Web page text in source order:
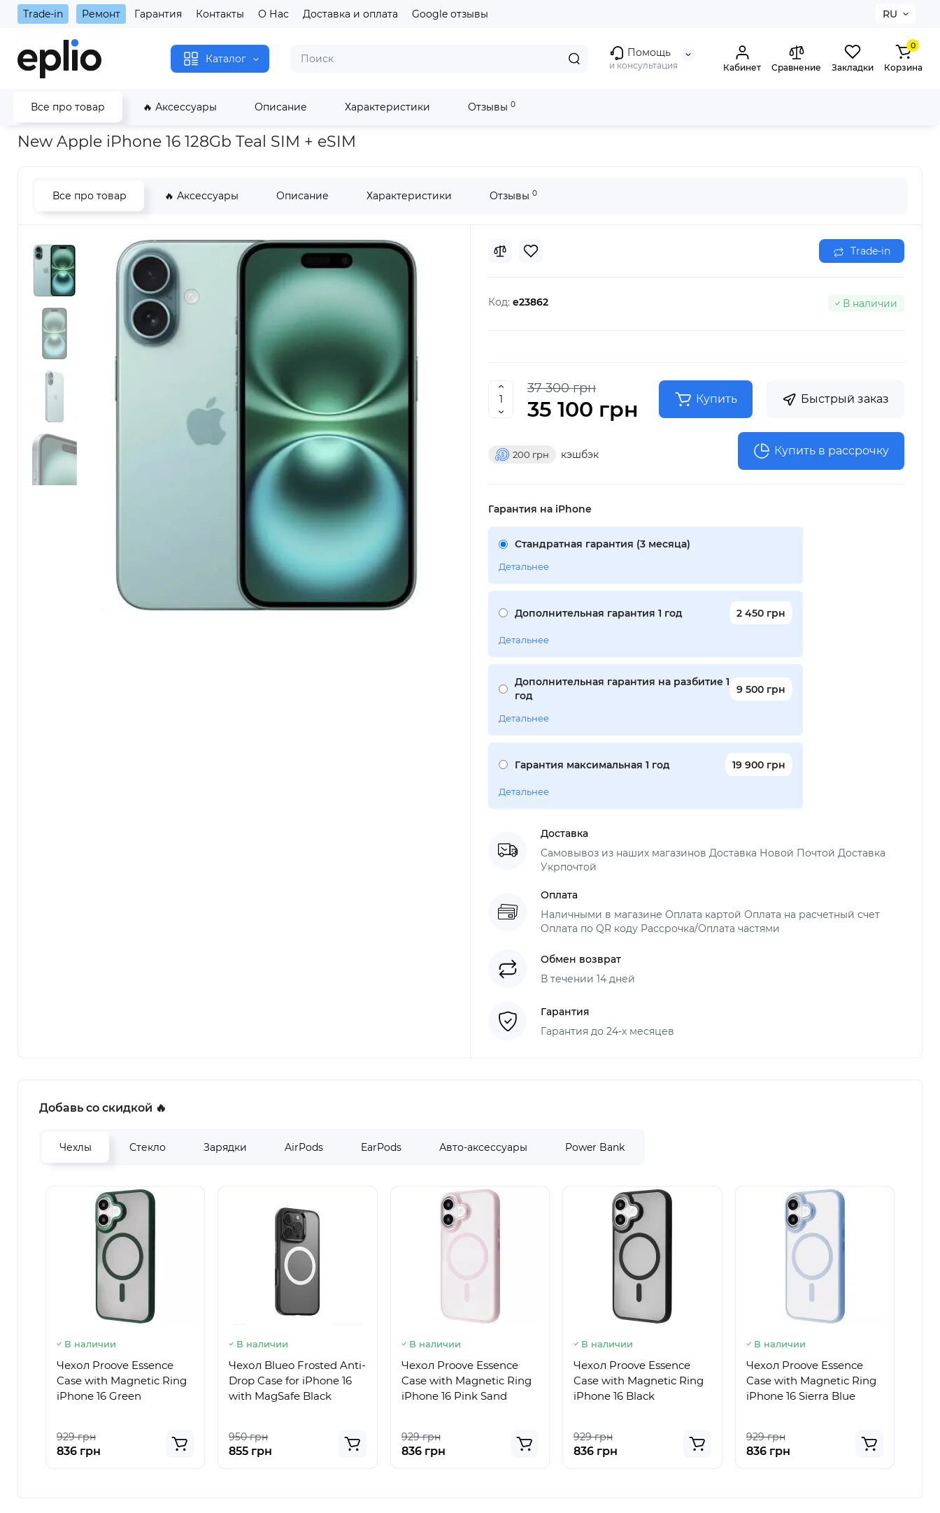
Trade-in Ремонт Гарантия Контакты О Нас Доставка и оплата Google отзывы RU
Каталог Помощь
и консультация Кабинет Сравнение Закладки
0
Корзина
Все про товар 🔥 Аксессуары Описание Характеристики Отзывы 0
Главная New Apple iPhone 16 128Gb Teal SIM + eSIM
New Apple iPhone 16 128Gb Teal SIM + eSIM
Все про товар 🔥 Аксессуары Описание Характеристики Отзывы 0
Trade-in
Код: e23862 В наличии
37 300 грн
35 100 грн Купить Быстрый заказ
200 грн кэшбэк Купить в рассрочку
Гарантия на iPhone
Стандратная гарантия (3 месяца)
Детальнее
Дополнительная гарантия 1 год 2 450 грн
Детальнее
Дополнительная гарантия на разбитие 1
год
9 500 грн
Детальнее
Гарантия максимальная 1 год 19 900 грн
Детальнее
Доставка
Самовывоз из наших магазинов Доставка Новой Почтой Доставка
Укрпочтой
Оплата
Наличными в магазине Оплата картой Оплата на расчетный счет
Оплата по QR коду Рассрочка/Оплата частями
Обмен возврат
В течении 14 дней
Гарантия
Гарантия до 24-х месяцев
Добавь со скидкой 🔥
Чехлы Стекло Зарядки AirPods EarPods Авто-аксессуары Power Bank
В наличии
Чехол Proove Essence
Case with Magnetic Ring
iPhone 16 Green
929 грн
836 грн
В наличии
Чехол Blueo Frosted Anti-
Drop Case for iPhone 16
with MagSafe Black
950 грн
855 грн
В наличии
Чехол Proove Essence
Case with Magnetic Ring
iPhone 16 Pink Sand
929 грн
836 грн
В наличии
Чехол Proove Essence
Case with Magnetic Ring
iPhone 16 Black
929 грн
836 грн
В наличии
Чехол Proove Essence
Case with Magnetic Ring
iPhone 16 Sierra Blue
929 грн
836 грн